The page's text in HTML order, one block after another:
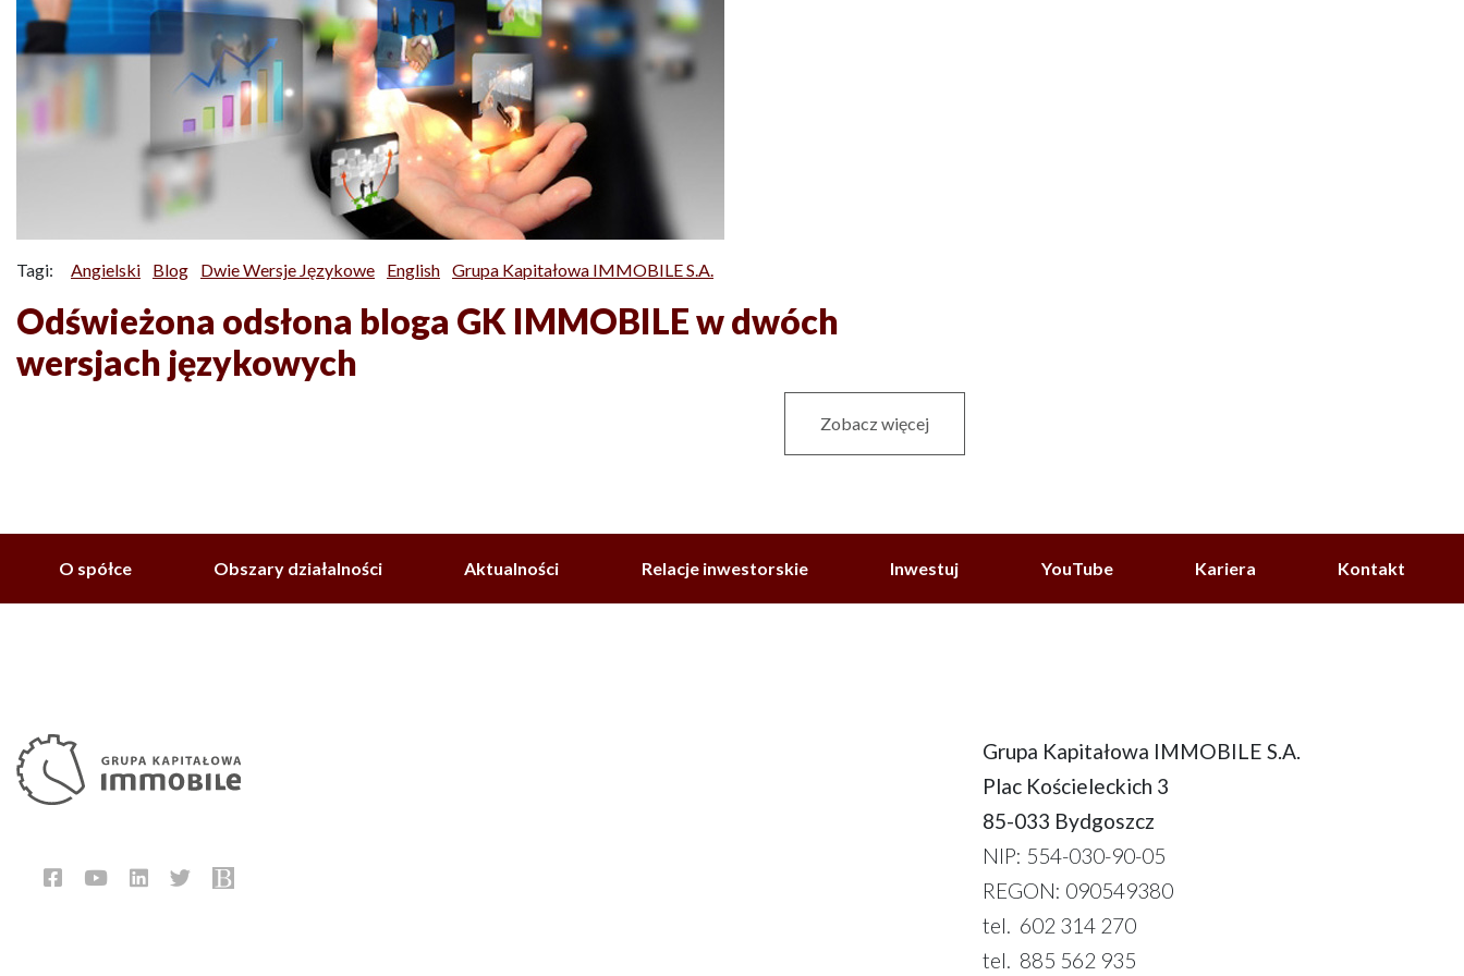
Tagi: Angielski Blog Dwie Wersje Językowe English Grupa Kapitałowa IMMOBILE S.A.
Odświeżona odsłona bloga GK IMMOBILE w dwóch
wersjach językowych
Zobacz więcej
O spółce Obszary działalności Aktualności Relacje inwestorskie Inwestuj YouTube Kariera Kontakt
Grupa Kapitałowa IMMOBILE S.A.
Plac Kościeleckich 3
85-033 Bydgoszcz
NIP: 554-030-90-05
REGON: 090549380
tel. 602 314 270
tel. 885 562 935